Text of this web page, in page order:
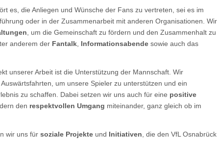
es, die Anliegen und Wünsche der Fans zu vertreten, sei es im
oder in der Zusammenarbeit mit anderen Organisationen. Wir
, um die Gemeinschaft zu fördern und den Zusammenhalt zu
anderem der Fantalk Informationsabende sowie auch das
unserer Arbeit ist die Unterstützung der Mannschaft. Wir
um unsere Spieler zu unterstützen und ein
zu schaffen. Dabei setzen wir uns auch für eine positive
den respektvollen Umgang miteinander, ganz gleich ob im
wir uns für soziale Projekte und Initiativen , die den VfL Osnabrück